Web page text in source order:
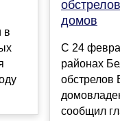
в
домов
С 24
районах
обстрелов
сообщил